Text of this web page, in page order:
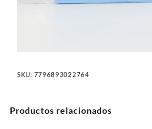
SKU: 7796893022764
Productos relacionados